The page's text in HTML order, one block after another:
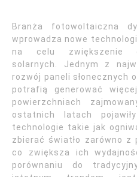
Branża fotowoltaiczna
wprowadza nowe
na celu zwiększenie
solarnych. Jednym z
rozwój paneli słonecznych
potrafią generować
powierzchniach
ostatnich latach
technologie takie jak
zbierać światło zarówno z
co zwiększa ich
porównaniu do